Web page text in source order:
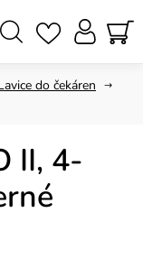
do čekáren
II, 4-